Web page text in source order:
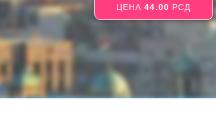
ЦЕНА44.00 РСД